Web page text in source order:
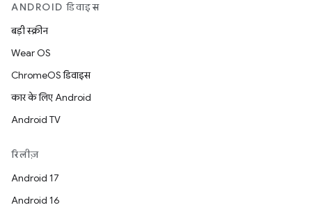
ANDROID डिवाइस
बड़ी स्क्रीन
Wear OS
ChromeOS डिवाइस
कार के लिए Android
Android TV
रिलीज़
Android 17
Android 16